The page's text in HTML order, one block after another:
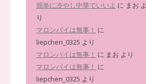
簡単に冷やし中華でいいよ に まお よ
り
マロンパイは無事！ に
liepchen_0325 より
マロンパイは無事！ に まお より
マロンパイは無事！ に
liepchen_0325 より